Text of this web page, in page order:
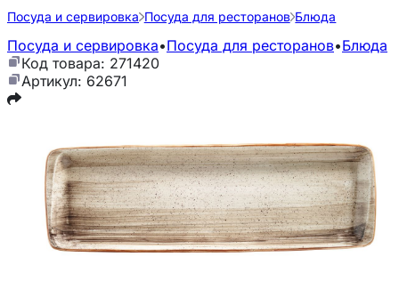
Посуда и сервировка Посуда для ресторанов Блюда
Посуда и сервировка•Посуда для ресторанов•Блюда
Код товара: 271420
Артикул: 62671